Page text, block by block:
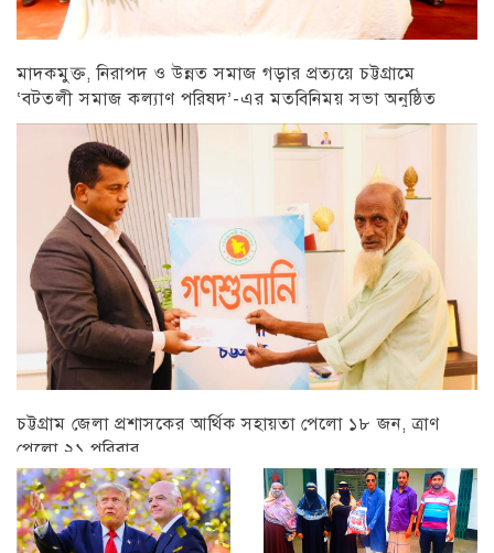
মাদকমুক্ত, নিরাপদ ও উন্নত সমাজ গড়ার প্রত্যয়ে চট্টগ্রামে
‘বটতলী সমাজ কল্যাণ পরিষদ’-এর মতবিনিময় সভা অনুষ্ঠিত
চট্টগ্রাম
চট্টগ্রাম জেলা প্রশাসকের আর্থিক সহায়তা পেলো ১৮ জন, ত্রাণ
পেলো ২১ পরিবার
চট্টগ্রাম